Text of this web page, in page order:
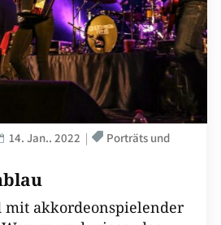
14. Jan.. 2022
Porträts und
mit akkordeonspielender